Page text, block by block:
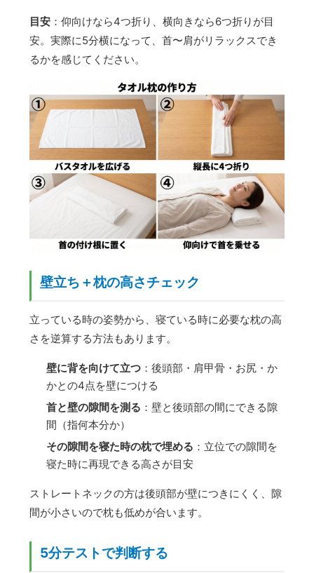
目安 ：仰向けなら4つ折り、横向きなら6つ折りが目
安。実際に5分横になって、首〜肩がリラックスでき
るかを感じてください。
壁立ち＋枕の高さチェック
立っている時の姿勢から、寝ている時に必要な枕の高
さを逆算する方法もあります。
壁に背を向けて立つ ：後頭部・肩甲骨・お尻・か
かとの4点を壁につける
首と壁の隙間を測る ：壁と後頭部の間にできる隙
間（指何本分か）
その隙間を寝た時の枕で埋める ：立位での隙間を
寝た時に再現できる高さが目安
ストレートネックの方は後頭部が壁につきにくく、隙
間が小さいので枕も低めが合います。
5分テストで判断する